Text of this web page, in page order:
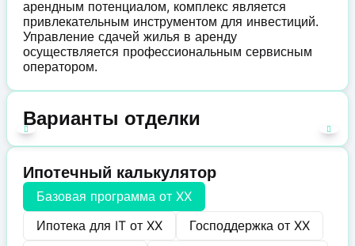
арендным потенциалом, комплекс является
привлекательным инструментом для инвестиций.
Управление сдачей жилья в аренду
осуществляется профессиональным сервисным
оператором.
Варианты отделки
Ипотечный калькулятор
Базовая программа от XX
Ипотека для IT от XX Господдержка от XX